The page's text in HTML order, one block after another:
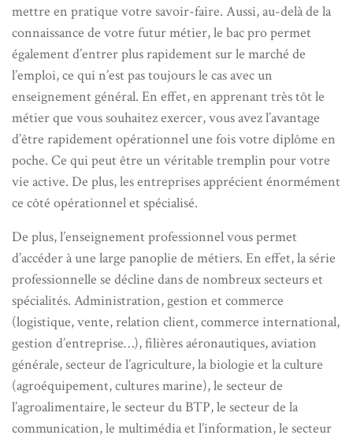
mettre en pratique votre savoir-faire. Aussi, au-delà de la
connaissance de votre futur métier, le bac pro permet
également d’entrer plus rapidement sur le marché de
l’emploi, ce qui n’est pas toujours le cas avec un
enseignement général. En effet, en apprenant très tôt le
métier que vous souhaitez exercer, vous avez l’avantage
d’être rapidement opérationnel une fois votre diplôme en
poche. Ce qui peut être un véritable tremplin pour votre
vie active. De plus, les entreprises apprécient énormément
ce côté opérationnel et spécialisé.
De plus, l’enseignement professionnel vous permet
d’accéder à une large panoplie de métiers. En effet, la série
professionnelle se décline dans de nombreux secteurs et
spécialités. Administration, gestion et commerce
(logistique, vente, relation client, commerce international,
gestion d’entreprise…), filières aéronautiques, aviation
générale, secteur de l’agriculture, la biologie et la culture
(agroéquipement, cultures marine), le secteur de
l’agroalimentaire, le secteur du BTP, le secteur de la
communication, le multimédia et l’information, le secteur